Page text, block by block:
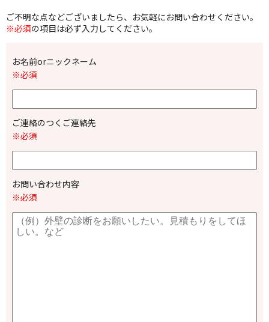
ご不明な点などございましたら、お気軽にお問い合わせください。
※必須の項目は必ず入力してください。
お名前orニックネーム
※必須
ご連絡のつくご連絡先
※必須
お問い合わせ内容
※必須